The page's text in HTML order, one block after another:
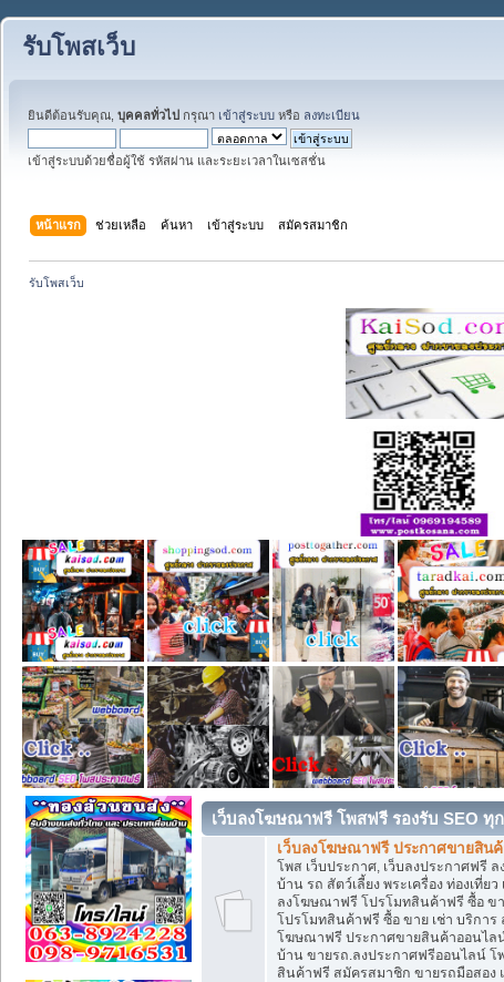
รับโพสเว็บ
ยินดีต้อนรับคุณ, บุคคลทั่วไป กรุณา เข้าสู่ระบบ หรือ ลงทะเบียน
เข้าสู่ระบบด้วยชื่อผู้ใช้ รหัสผ่าน และระยะเวลาในเซสชั่น
หน้าแรก ช่วยเหลือ ค้นหา เข้าสู่ระบบ สมัครสมาชิก
รับโพสเว็บ
เว็บลงโฆษณาฟรี โพสฟรี รองรับ SEO ทุ
เว็บลงโฆษณาฟรี ประกาศขายสิน
โพส เว็บประกาศ, เว็บลงประกาศฟรี
บ้าน รถ สัตว์เลี้ยง พระเครื่อง ท่องเที่ย
ลงโฆษณาฟรี โปรโมทสินค้าฟรี ซื้อ ข
โปรโมทสินค้าฟรี ซื้อ ขาย เช่า บริการ
โฆษณาฟรี ประกาศขายสินค้าออนไล
บ้าน ขายรถ.ลงประกาศฟรีออนไลน์
สินค้าฟรี สมัครสมาชิก ขายรถมือสอง